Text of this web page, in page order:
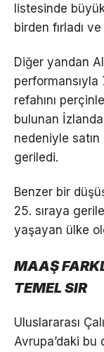
listesinde
birden fırladı
Diğer yandan
performansıyla
refahını
bulunan
nedeniyle satın
geriledi.
Benzer bir
25. sıraya
yaşayan ülke
MAAŞ
TEMEL SIR
Uluslararası
Avrupa’daki